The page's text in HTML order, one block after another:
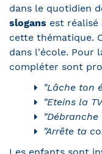
dans le quotidien
slogans est
cette thématique.
dans l'école. Pour
compléter sont
"Lâche ton
"Eteins la
"Arrête ta